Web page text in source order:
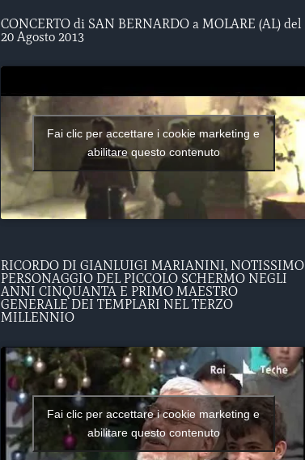
CONCERTO di SAN BERNARDO a MOLARE (AL) del
20 Agosto 2013
Fai clic per accettare i cookie marketing e
abilitare questo contenuto
RICORDO DI GIANLUIGI MARIANINI, NOTISSIMO
PERSONAGGIO DEL PICCOLO SCHERMO NEGLI
ANNI CINQUANTA E PRIMO MAESTRO
GENERALE DEI TEMPLARI NEL TERZO
MILLENNIO
Fai clic per accettare i cookie marketing e
abilitare questo contenuto